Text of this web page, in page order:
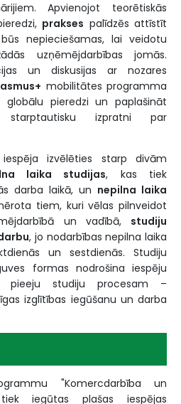
Apvienojot teorētiskās
prakses palīdzēs attīstīt
nepieciešamas, lai veidotu
uzņēmējdarbības jomās.
un diskusijas ar nozares
mobilitātes programma
globālu pieredzi un paplašināt
starptautisku izpratni par
izvēlēties starp divām
laika studijas, kas tiek
darba laikā, un nepilna laika
tiem, kuri vēlas pilnveidot
un vadībā, studiju
, jo nodarbības nepilna laika
un sestdienās. Studiju
formas nodrošina iespēju
pieeju studiju procesam –
izglītības iegūšanu un darba
"Komercdarbība un
iegūtas plašas iespējas